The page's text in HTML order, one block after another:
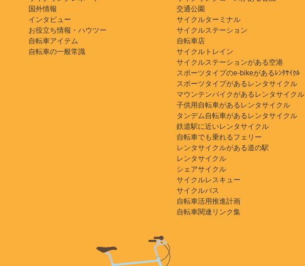
国外情報
インタビュー
お役立ち情報・ハウツー
自転車アイテム
自転車の一般常識
交通公園
サイクルターミナル
サイクルステーション
自転車店
サイクルトレイン
サイクルステーションがある空港
スポーツタイプのe-bikeがあるﾚﾝﾀｻｲｸﾙ
スポーツタイプがあるレンタサイクル
マウンテンバイクがあるレンタサイクル
子供用自転車があるレンタサイクル
タンデム自転車があるレンタサイクル
鉄道駅に近いレンタサイクル
自転車でも乗れるフェリー
レンタサイクルがある道の駅
レンタサイクル
シェアサイクル
サイクルレスキュー
サイクルバス
自転車活用推進計画
自転車関連リンク集